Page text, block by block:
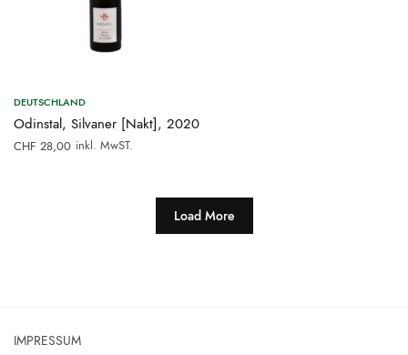
DEUTSCHLAND
Odinstal, Silvaner [Nakt], 2020
CHF 28,00 inkl. MwST.
Load More
IMPRESSUM